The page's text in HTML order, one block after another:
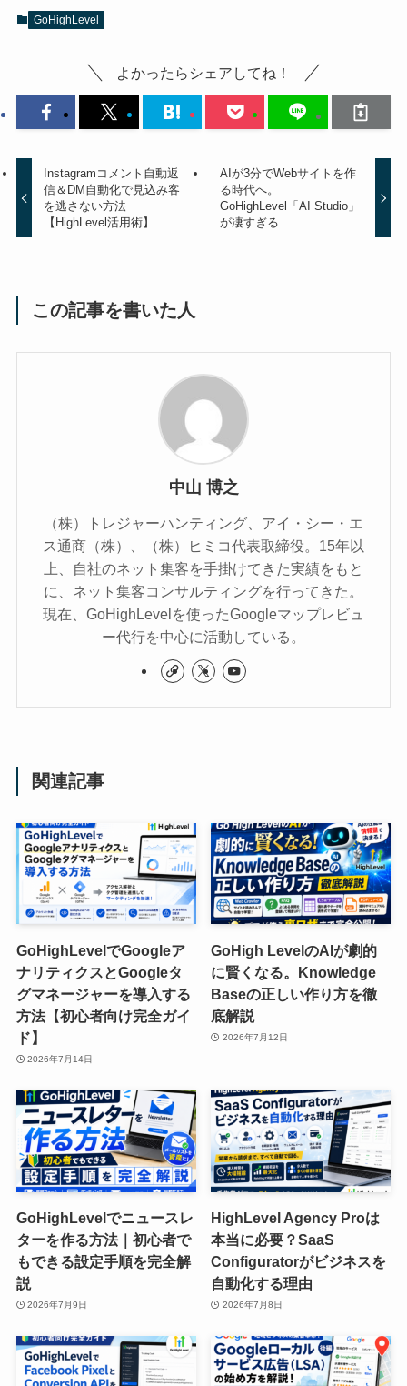
GoHighLevel
よかったらシェアしてね！
Instagramコメント自動返
信＆DM自動化で見込み客
を逃さない方法
【HighLevel活用術】
AIが3分でWebサイトを作
る時代へ。
GoHighLevel「AI Studio」
が凄すぎる
この記事を書いた人
中山 博之
（株）トレジャーハンティング、アイ・シー・エ
ス通商（株）、（株）ヒミコ代表取締役。15年以
上、自社のネット集客を手掛けてきた実績をもと
に、ネット集客コンサルティングを行ってきた。
現在、GoHighLevelを使ったGoogleマップレビュ
ー代行を中心に活動している。
関連記事
GoHighLevelでGoogleア
ナリティクスとGoogleタ
グマネージャーを導入する
方法【初心者向け完全ガイ
ド】
2026年7月14日
GoHigh LevelのAIが劇的
に賢くなる。Knowledge
Baseの正しい作り方を徹
底解説
2026年7月12日
GoHighLevelでニュースレ
ターを作る方法｜初心者で
もできる設定手順を完全解
説
2026年7月9日
HighLevel Agency Proは
本当に必要？SaaS
Configuratorがビジネスを
自動化する理由
2026年7月8日